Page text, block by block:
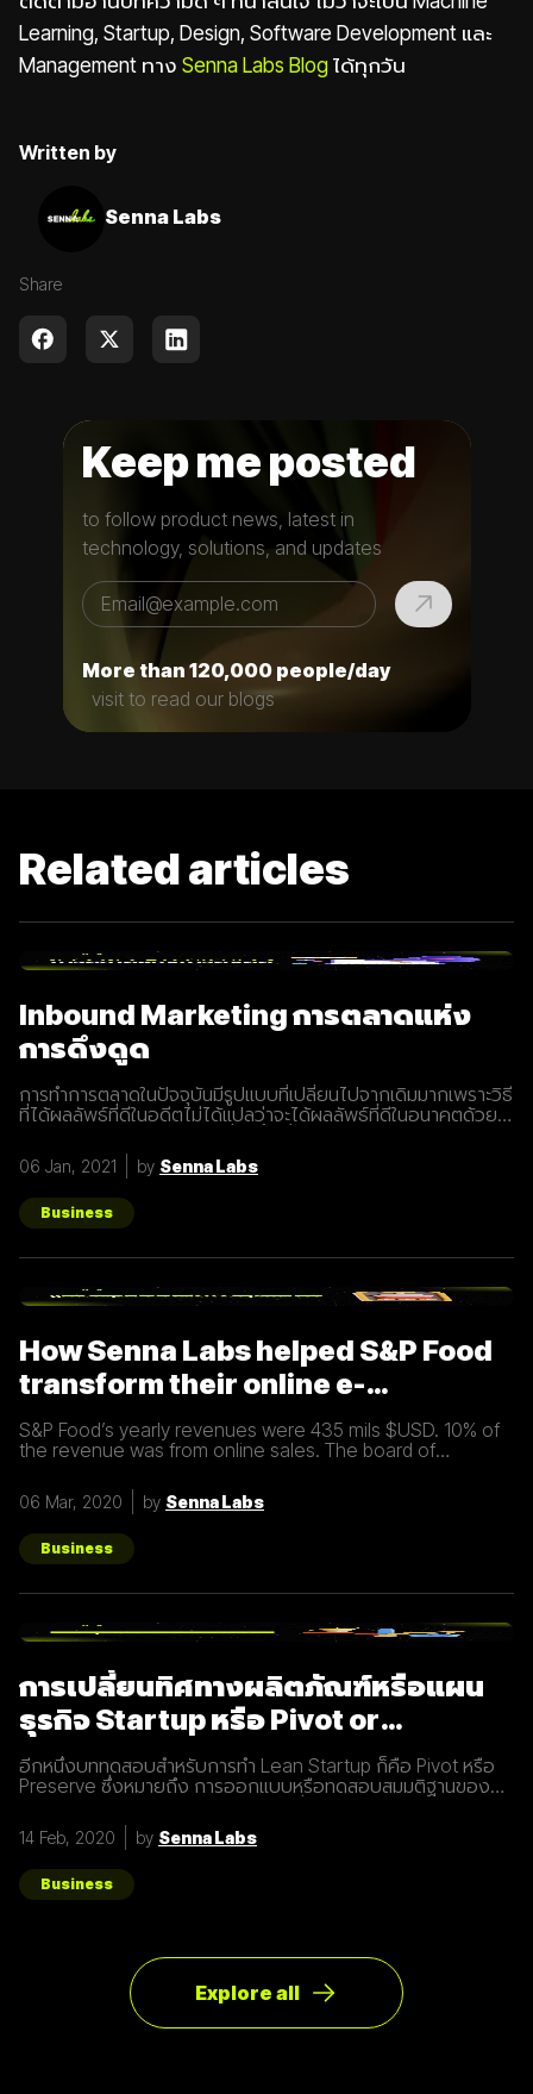
Learning, Startup, Design, Software Development และ
Management ทาง Senna Labs Blogได้ทุกวัน
Written by
Senna Labs
Share
Keep me posted
to follow product news, latest in
technology, solutions, and updates
More than 120,000 people/day
visit to read our blogs
Related articles
Inbound Marketing การตลาดแห่ง
การดึงดูด
การทำการตลาดในปัจจุบันมีรูปแบบที่เปลี่ยนไปจากเดิมมากเพราะวิธี
ที่ได้ผลลัพธ์ที่ดีในอดีตไม่ได้แปลว่าจะได้ผลลัพธ์ที่ดีในอนาคตด้วย
การปรับรูปแบบการทำการตลาดในการสร้างแรงดึงดูดผู้คนและ
คอยส่งมอบคุณค่าเพื่อให้เข้าถึงและสื่อสารกับกลุ่มเป้าหมายได้
อย่างมีประสิทธิภาพ Inbound Marketing คืออะไร Inbound
Marketing คือ การทำการตลาดผ่าน Content ต่างๆ เพื่อดึงดูด
กลุ่มเป้าหมายเข้ามา และตอบสนองความต้องการของลูกค้า โดย
อาจจะทำผ่านเว็บไซต์ หรือผ่านสื่อ Social Media ต่าง ๆ ซึ่งใน
และเทคโนโลยีที่พัฒนาขึ้นมาในปัจจุบันทำให้การทำการตลาดแบบ
Inbound Marketing ยังช่วยสร้างความสัมพันธ์และความน่าเชื่อ
ถือให้กับธุรกิจได้เป็นอย่างดีอีกด้วย หลักการของ Inbound
Marketing Attract สร้าง
06 Jan, 2021 by Senna Labs
Business
How Senna Labs helped S&P Food
transform their online e-
commerce business
S&P Food’s yearly revenues were 435 mils $USD. 10% of
the revenue was from online sales. The board of
The digital
06 Mar, 2020 by Senna Labs
Business
การเปลี่ยนทิศทางผลิตภัณฑ์หรือแผน
ธุรกิจ Startup หรือ Pivot or
Preserve
อีกหนึ่งบททดสอบสำหรับการทำ Lean Startup ก็คือ Pivot หรือ
Preserve ซึ่งหมายถึง การออกแบบหรือทดสอบสมมติฐานของ
ที่คาดคิด จึงต้องเปลี่ยนทิศทางเพื่อให้ตอบโจทย์ความต้องการ
ของผู้ใช้ให้มากที่สุด ตัวอย่างการทำ Pivot ตอนแรก Groupon เป็น
Online Activism Platform คือแพลตฟอร์มที่มีไว้เพื่อสร้าง
แคมเปญรณรงค์หรือการเปลี่ยนแปลงบางอย่างในสังคม ซึ่งตอน
แรกแทบจะไม่มีคนเข้ามาใช้งานเลย และแล้วผู้ก่อตั้ง Groupon ก็ได้
ทิศทางหรือ Pivot จากกลุ่มลูกค้าเดิมเป็นกลุ่มลูกค้าจริง Pivot ถูก
แบ่งออกเป็น 8 ประเภท Customer Need
14 Feb, 2020 by Senna Labs
Business
Explore all